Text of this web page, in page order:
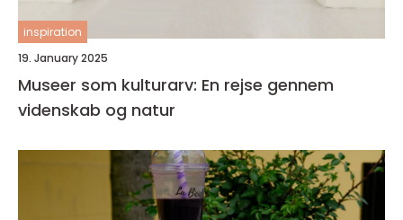
inspiration
19. January 2025
Museer som kulturarv: En rejse gennem
videnskab og natur